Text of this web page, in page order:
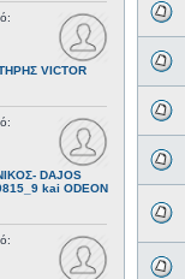
VICTOR
DAJOS
kai ODEON